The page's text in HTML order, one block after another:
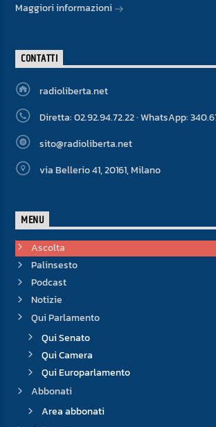
Maggiori informazioni
CONTATTI
radioliberta.net
Diretta: 02.92.94.72.22 · WhatsApp:
sito@radioliberta.net
via Bellerio 41, 20161, Milano
MENU
Ascolta
Palinsesto
Podcast
Notizie
Qui Parlamento
Qui Senato
Qui Camera
Qui Europarlamento
Abbonati
Area abbonati